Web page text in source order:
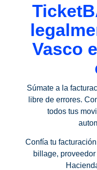
Vasco
Súmate a la
libre de errores.
todos tus
Confía tu
billage,